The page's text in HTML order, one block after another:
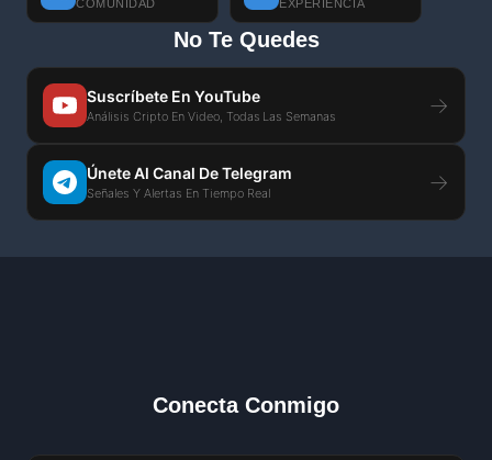
COMUNIDAD EXPERIENCIA
No Te Quedes
Suscríbete En YouTube
Análisis Cripto En Video, Todas Las Semanas →
Únete Al Canal De Telegram
Señales Y Alertas En Tiempo Real →
Conecta Conmigo